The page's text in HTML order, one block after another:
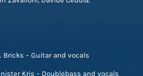
Bricks – Guitar and vocals
Kris – Doublebass and vocals